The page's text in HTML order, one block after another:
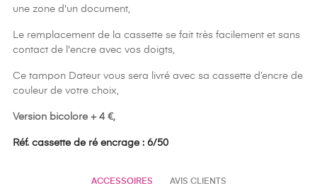
une zone d'un document,
Le remplacement de la cassette se fait très facilement et sans
contact de l'encre avec vos doigts,
Ce tampon Dateur vous sera livré avec sa cassette d’encre de
couleur de votre choix,
Version bicolore + 4 €,
Réf. cassette de ré encrage : 6/50
ACCESSOIRES AVIS CLIENTS